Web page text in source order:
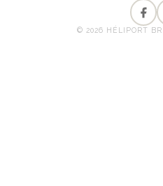
© 2026 HÉLIPORT